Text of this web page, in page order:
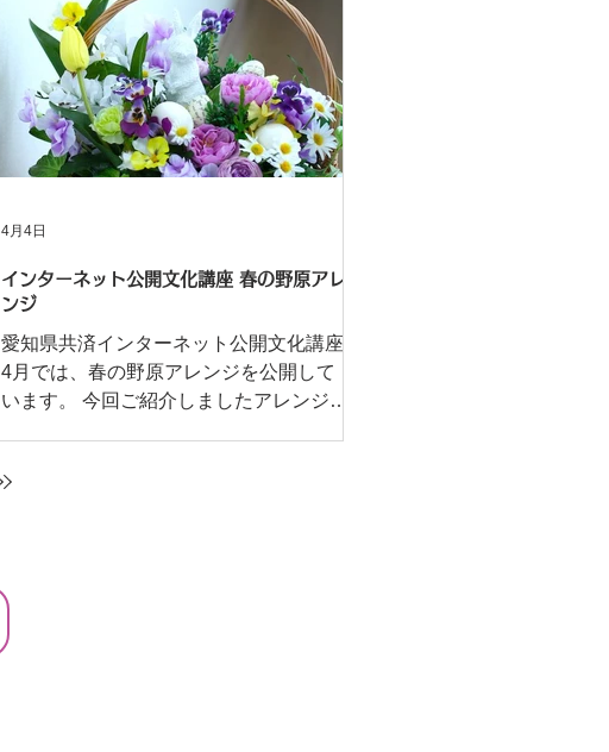
インターネット公開文化講座 春の野原アレ
ンジ
愛知県共済インターネット公開文化講座
4月では、春の野原アレンジを公開して
います。 今回ご紹介しましたアレンジ
レンジしました。
4月4日